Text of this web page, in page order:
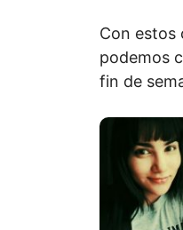
Con estos
podemos
fin de